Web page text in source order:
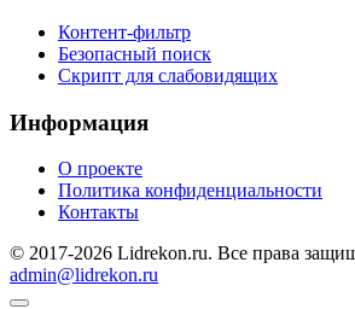
Контент-фильтр
Безопасный поиск
Скрипт для слабовидящих
Информация
О проекте
Политика конфиденциальности
Контакты
© 2017-2026 Lidrekon.ru. Все права
admin@lidrekon.ru